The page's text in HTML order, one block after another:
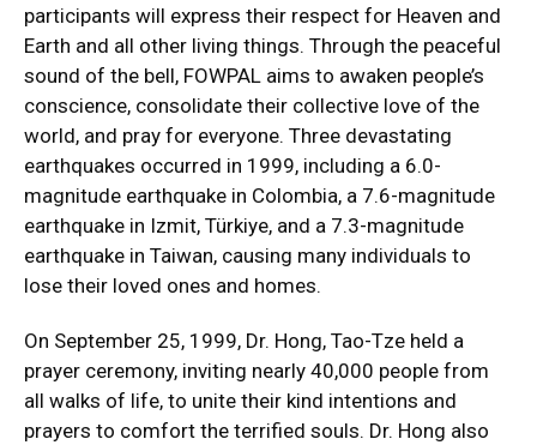
participants will express their respect for Heaven and
Earth and all other living things. Through the peaceful
sound of the bell, FOWPAL aims to awaken people’s
conscience, consolidate their collective love of the
world, and pray for everyone. Three devastating
earthquakes occurred in 1999, including a 6.0-
magnitude earthquake in Colombia, a 7.6-magnitude
earthquake in Izmit, Türkiye, and a 7.3-magnitude
earthquake in Taiwan, causing many individuals to
lose their loved ones and homes.
On September 25, 1999, Dr. Hong, Tao-Tze held a
prayer ceremony, inviting nearly 40,000 people from
all walks of life, to unite their kind intentions and
prayers to comfort the terrified souls. Dr. Hong also